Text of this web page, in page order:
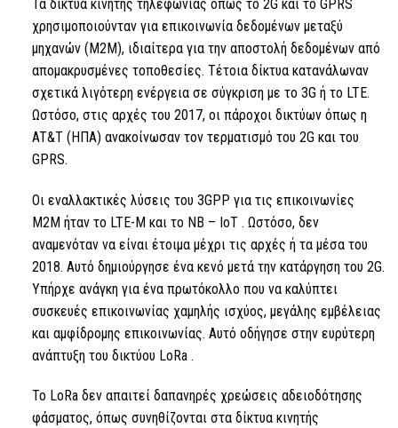
Τα δίκτυα κινητής τηλεφωνίας όπως το 2G και το GPRS
χρησιμοποιούνταν για επικοινωνία δεδομένων μεταξύ
μηχανών (M2M), ιδιαίτερα για την αποστολή δεδομένων από
απομακρυσμένες τοποθεσίες. Τέτοια δίκτυα κατανάλωναν
σχετικά λιγότερη ενέργεια σε σύγκριση με το 3G ή το LTE.
Ωστόσο, στις αρχές του 2017, οι πάροχοι δικτύων όπως η
AT&T (ΗΠΑ) ανακοίνωσαν τον τερματισμό του 2G και του
GPRS.
Οι εναλλακτικές λύσεις του 3GPP για τις επικοινωνίες
M2M ήταν το LTE-M και το NB – IoT. Ωστόσο, δεν
αναμενόταν να είναι έτοιμα μέχρι τις αρχές ή τα μέσα του
2018. Αυτό δημιούργησε ένα κενό μετά την κατάργηση του 2G.
Υπήρχε ανάγκη για ένα πρωτόκολλο που να καλύπτει
συσκευές επικοινωνίας χαμηλής ισχύος, μεγάλης εμβέλειας
και αμφίδρομης επικοινωνίας. Αυτό οδήγησε στην ευρύτερη
ανάπτυξη του δικτύου LoRa .
Το LoRaδεν απαιτεί δαπανηρές χρεώσεις αδειοδότησης
φάσματος, όπως συνηθίζονται στα δίκτυα κινητής